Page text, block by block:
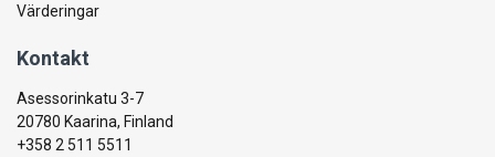
Värderingar
Kontakt
Asessorinkatu 3-7
20780 Kaarina, Finland
+358 2 511 5511